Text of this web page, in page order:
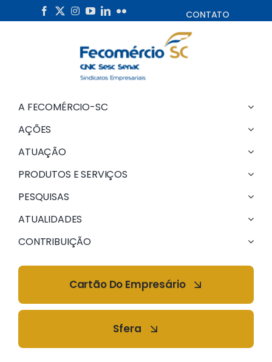
to
CONTATO
A FECOMÉRCIO-SC
AÇÕES
ATUAÇÃO
PRODUTOS E SERVIÇOS
PESQUISAS
ATUALIDADES
CONTRIBUIÇÃO
Cartão Do Empresário
Sfera